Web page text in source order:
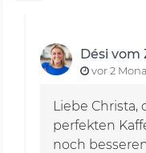
Dési vom
vor 2
Liebe Christa,
perfekten
noch